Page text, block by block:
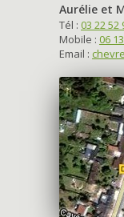
Aurélie et
Tél : 03 22 52
Mobile : 06
Email :